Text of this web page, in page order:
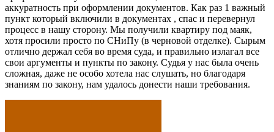
аккуратность при оформлении документов. Как раз 1 важный
пункт который включили в документах , спас и перевернул
процесс в нашу сторону. Мы получили квартиру под маяк,
хотя просили просто по СНиПу (в черновой отделке). Сырым
отлично держал себя во время суда, и правильно излагал все
свои аргументы и пункты по закону. Судья у нас была очень
сложная, даже не особо хотела нас слушать, но благодаря
знаниям по закону, нам удалось донести наши требования.